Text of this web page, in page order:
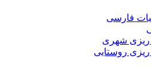
فارسی
ریزی شهری
ریزی روستایی